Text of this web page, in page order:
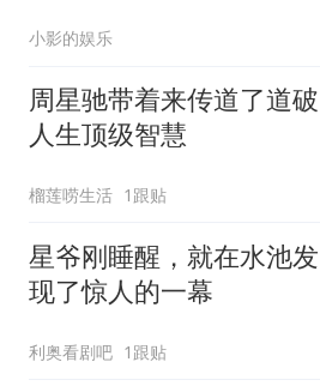
小影的娱乐
周星驰带着来传道了道破
人生顶级智慧
榴莲唠生活 1跟贴
星爷刚睡醒，就在水池发
现了惊人的一幕
利奥看剧吧 1跟贴